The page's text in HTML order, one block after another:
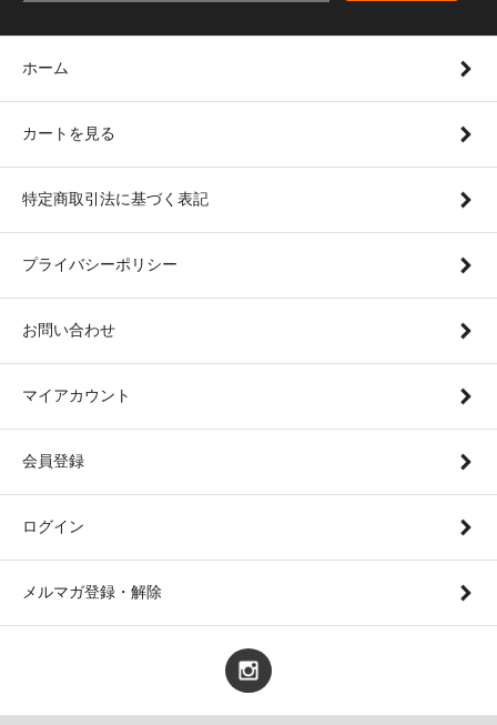
ホーム
カートを見る
特定商取引法に基づく表記
プライバシーポリシー
お問い合わせ
マイアカウント
会員登録
ログイン
メルマガ登録・解除